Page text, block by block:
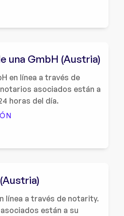
una GmbH (Austria)
en línea a través de
asociados están a
horas del día.
línea a través de notarity.
están a su